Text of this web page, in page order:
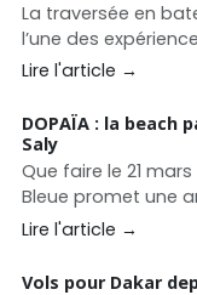
La traversée en
l’une des
la Casamance.
nos conseils pour
Lire l'article →
DOPAÏA : la beach
Saly
Que faire le 21 mars
Bleue promet une
barbecue et fête
Lire l'article →
Vols pour Dakar